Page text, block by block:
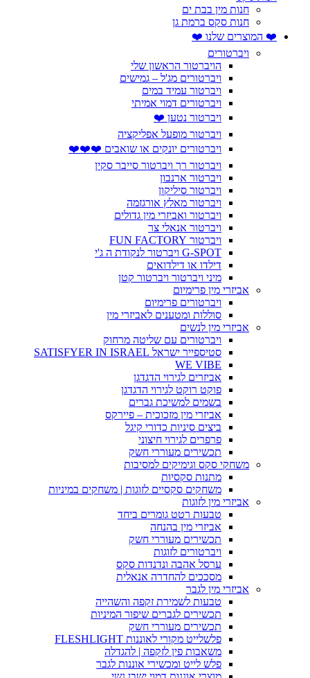
חנות מין בבת ים
חנות סקס ברמת גן
❤️ המוצרים שלנו ❤️
ויברטורים
הויברטור הראשון שלי
ויברטורים מג'ל – גמישים
ויברטור עמיד במים
ויברטורים דמוי אמיתי
ויברטור נטען ❤️
ויברטור מופעל אפליקציה
ויברטורים יונקים או שואבים ❤️❤️❤️
ויברטור רך ויברטור סייבר סקין
ויברטור ארנבון
ויברטור סיליקון
ויברטור מאלץ אורגזמה
ויברטור ואביזרי מין גדולים
ויברטור אנאלי צר
ויברטור FUN FACTORY
G-SPOT ויברטור לנקודת ה ג'י
דילדו או דילדואים
מיני ויברטור ויברטור קטן
אביזרי מין פרימיום
ויברטורים פרימיום
סוללות ומטענים לאביזרי מין
אביזרי מין לנשים
ויברטורים עם שליטה מרחוק
סטיספייר ישראל SATISFYER IN ISRAEL
WE VIBE
אביזרים לגירוי הדגדגן
פוקט רוקט לגירוי הדגדגן
בשמים למשיכת גברים
אביזרי מין מזכוכית – פיירקס
ביצים סיניות כדורי קיגל
פרפרים לגירוי חיצוני
תכשירים מעוררי חשק
משחקי סקס וגימיקים למסיבות
מתנות סקסיות
משחקים סקסיים לזוגות | משחקים במיניות
אביזרי מין לזוגות
טבעות רטט גומרים ביחד
אביזרי מין בהנחה
תכשירים מעוררי חשק
ויברטורים לזוגות
ערסל אהבה ונדנדות סקס
מסככים להחדרה אנאלית
אביזרי מין לגבר
טבעות לשמירת זקפה והשהייה
תכשירים לגברים שיפור המיניות
תכשירים מעוררי חשק
פלשלייט מקורי לאוננות FLESHLIGHT
משאבות פין לזקפה | להגדלה
פלש לייט ומכשירי אוננות לגבר